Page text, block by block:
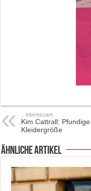
.. interessant
Kim Cattrall: Pfundige
Kleidergröße
ähnliche Artikel